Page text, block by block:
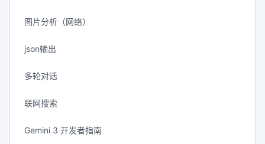
图片分析（网络）
json输出
多轮对话
联网搜索
Gemini 3 开发者指南